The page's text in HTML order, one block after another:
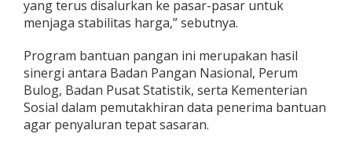
yang terus disalurkan ke pasar-pasar untuk
menjaga stabilitas harga,” sebutnya.
Program bantuan pangan ini merupakan hasil
sinergi antara Badan Pangan Nasional, Perum
Bulog, Badan Pusat Statistik, serta Kementerian
Sosial dalam pemutakhiran data penerima bantuan
agar penyaluran tepat sasaran.